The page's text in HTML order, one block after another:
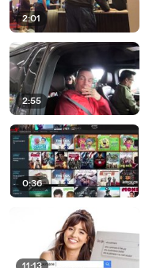
2:01
2:55
0:36